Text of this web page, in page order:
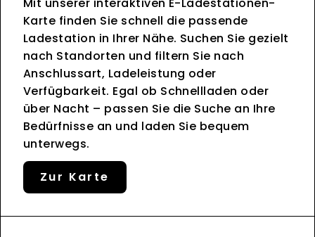
Mit unserer interaktiven E-Ladestationen-
Karte finden Sie schnell die passende
Ladestation in Ihrer Nähe. Suchen Sie gezielt
nach Standorten und filtern Sie nach
Anschlussart, Ladeleistung oder
Verfügbarkeit. Egal ob Schnellladen oder
über Nacht – passen Sie die Suche an Ihre
Bedürfnisse an und laden Sie bequem
unterwegs.
Zur Karte